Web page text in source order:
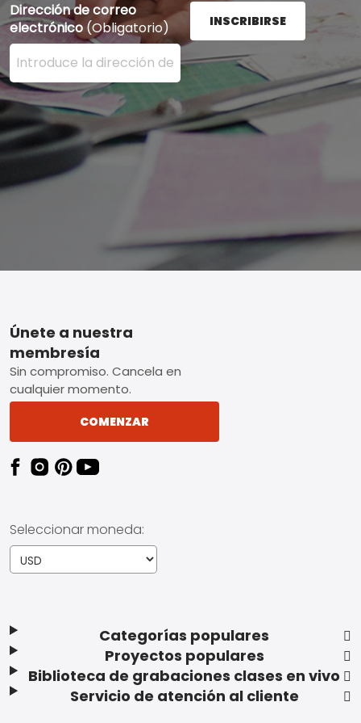
Dirección de correo
electrónico (Obligatorio)
Ingrese su dirección de correo electrónico aquí y
INSCRIBIRSE
Footer
Categorías populares
Proyectos populares
Biblioteca de grabaciones clases en vivo
Servicio de atención al cliente
Únete a nuestra
membresía
Sin compromiso. Cancela en
cualquier momento.
COMENZAR
Seleccionar moneda: